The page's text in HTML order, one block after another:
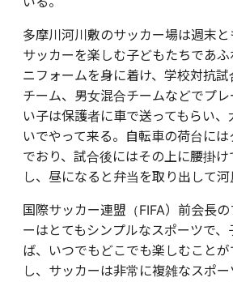
多摩川河川敷のサッカー場は週末
サッカーを楽しむ子どもたちであ
ニフォームを身に着け、学校対抗
チーム、男女混合チームなどでプ
い子は保護者に車で送ってもらい
いでやって来る。自転車の荷台に
でおり、試合後にはその上に腰掛
し、昼になると弁当を取り出して河
国際サッカー連盟（FIFA）前会長
ーはとてもシンプルなスポーツで
ば、いつでもどこでも楽しむこと
し、サッカーは非常に複雑なスポ